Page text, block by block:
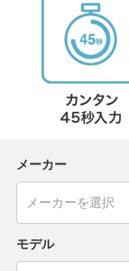
メーカー
モデル